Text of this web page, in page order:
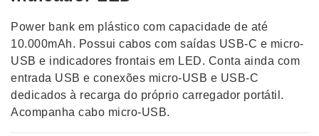
Power bank em plástico com capacidade de até
10.000mAh. Possui cabos com saídas USB-C e micro-
USB e indicadores frontais em LED. Conta ainda com
entrada USB e conexões micro-USB e USB-C
dedicados à recarga do próprio carregador portátil.
Acompanha cabo micro-USB.